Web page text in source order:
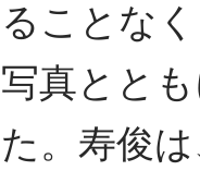
ることな
写真とと
た。寿俊